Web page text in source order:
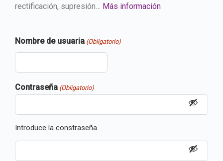
rectificación, supresión… Más información
Nombre de usuaria (Obligatorio)
Contraseña (Obligatorio)
Introduce la constraseña